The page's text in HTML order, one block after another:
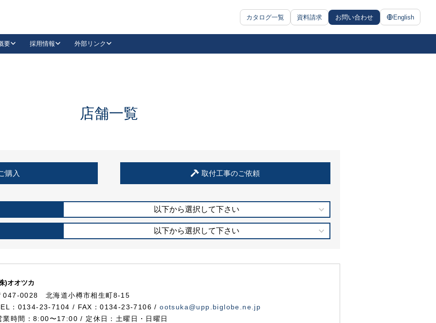
カタログ一覧 資料請求 お問い合わせ English
抗ウイルス・抗菌製品
要 採用情報 外部リンク
LinkedIn
住宅使用部材標準化推進協議会
店舗一覧
購入 取付工事のご依頼
以下から選択して下さい
以下から選択して下さい
)オオツカ
047-0028 北海道小樽市相生町8-15
：0134-23-7104 / FAX：0134-23-7106 /ootsuka@upp.biglobe.ne.jp
業時間：8:00〜17:00 / 定休日：土曜日・日曜日